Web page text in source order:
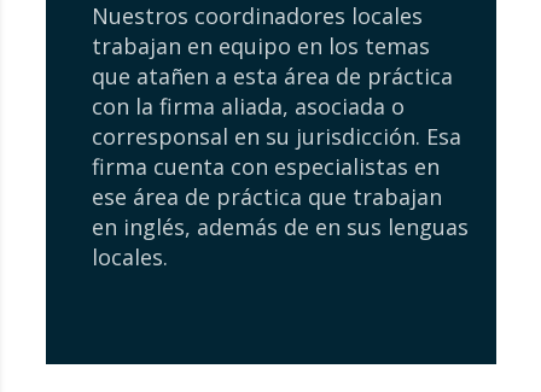
Nuestros coordinadores locales
trabajan en equipo en los temas
que atañen a esta área de práctica
con la firma aliada, asociada o
corresponsal en su jurisdicción. Esa
firma cuenta con especialistas en
ese área de práctica que trabajan
en inglés, además de en sus lenguas
locales.